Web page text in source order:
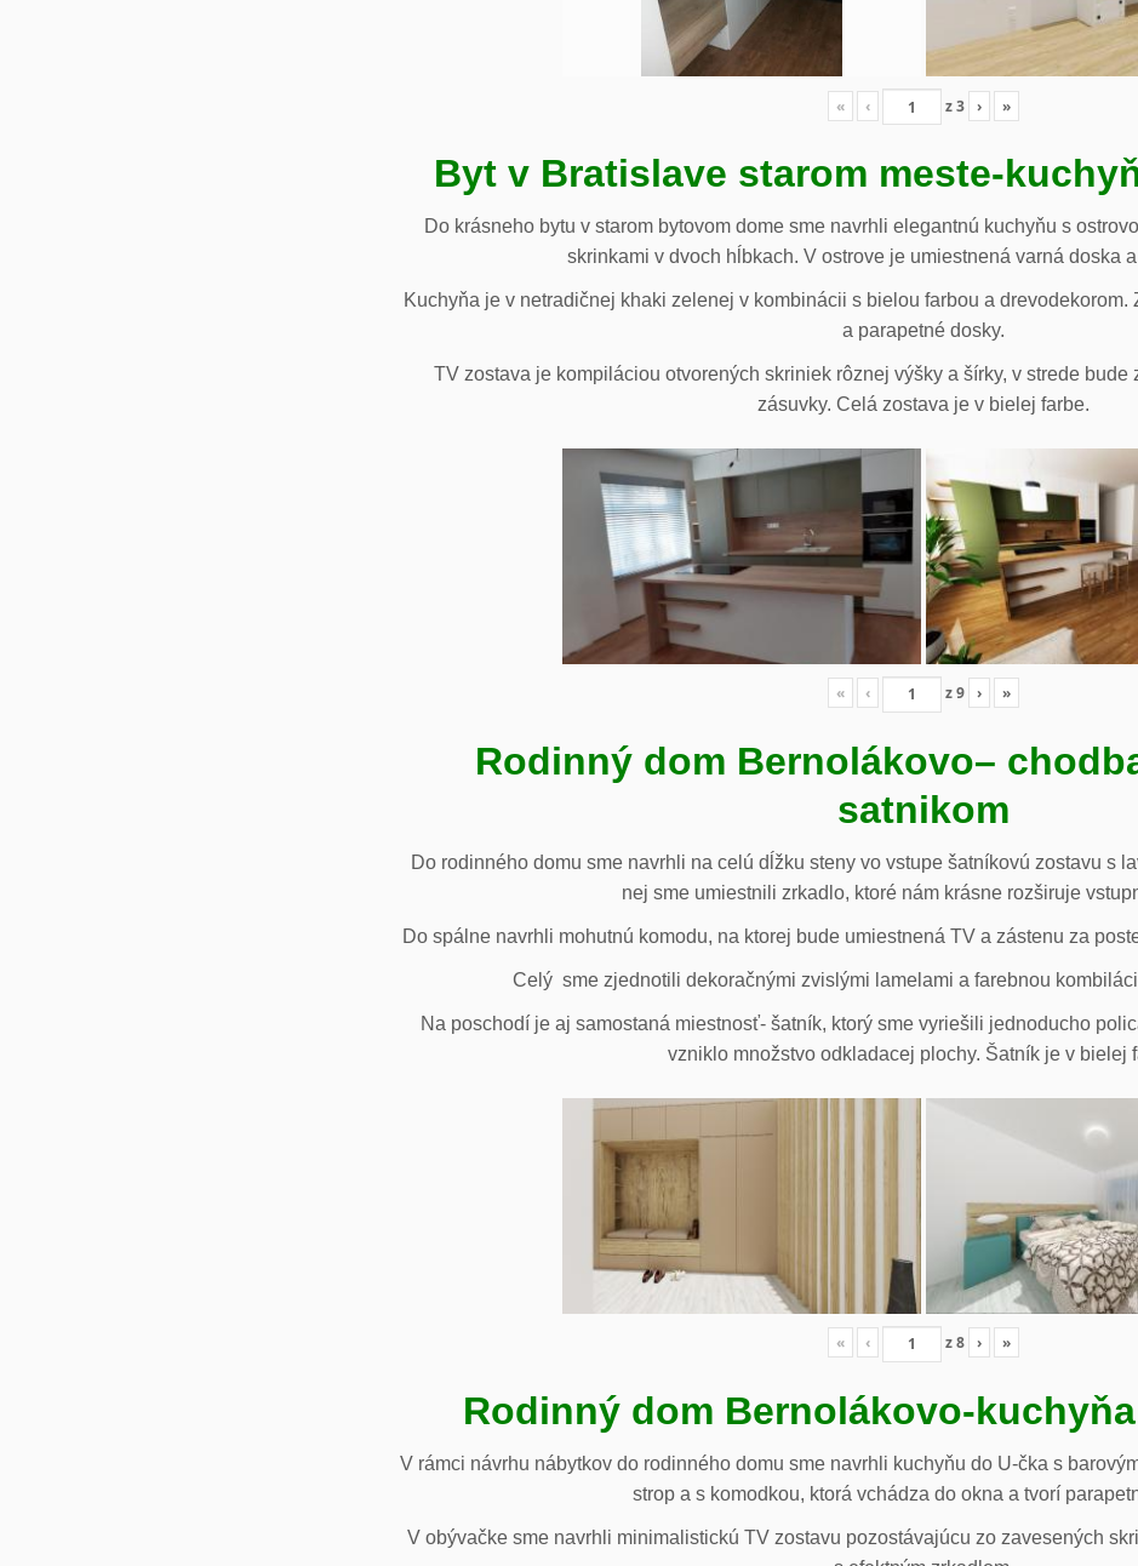
« ‹ z3 › »
Byt v Bratislave starom meste-
Do krásneho bytu v starom bytovom dome sme navrhli elegantnú kuchyňu s
skrinkami v dvoch hĺbkach. V ostrove je umiestnená varná doska
Kuchyňa je v netradičnej khaki zelenej v kombinácii s bielou farbou a drevodekorom.
a parapetné dosky.
TV zostava je kompiláciou otvorených skriniek rôznej výšky a šírky, v strede bude
zásuvky. Celá zostava je v bielej farbe.
« ‹ z9 › »
Rodinný dom Bernolákovo–
satnikom
Do rodinného domu sme navrhli na celú dĺžku steny vo vstupe šatníkovú zostavu s
nej sme umiestnili zrkadlo, ktoré nám krásne rozširuje
Do spálne navrhli mohutnú komodu, na ktorej bude umiestnená TV a zástenu za
Celý sme zjednotili dekoračnými zvislými lamelami a farebnou
Na poschodí je aj samostaná miestnosť- šatník, ktorý sme vyriešili jednoducho
vzniklo množstvo odkladacej plochy. Šatník je v bielej
« ‹ z8 › »
Rodinný dom Bernolákovo-
V rámci návrhu nábytkov do rodinného domu sme navrhli kuchyňu do U-čka s
strop a s komodkou, ktorá vchádza do okna a tvorí
V obývačke sme navrhli minimalistickú TV zostavu pozostávajúcu zo zavesených